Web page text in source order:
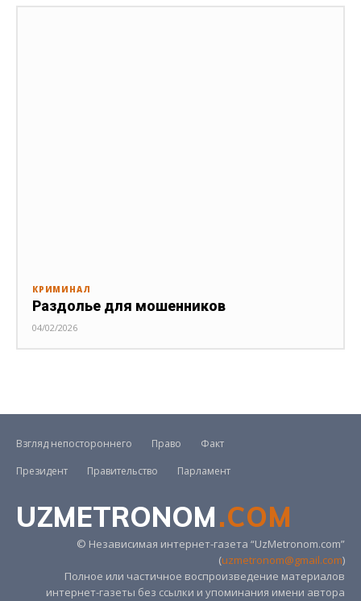
КРИМИНАЛ
Раздолье для мошенников
04/02/2026
Взгляд непостороннего Право
Факт
Президент
Правительство Парламент
UZMETRONOM.COM
© Независимая интернет-газета “UzMetronom.com”
(uzmetronom@gmail.com)
Полное или частичное воспроизведение материалов
интернет-газеты без ссылки и упоминания имени автора